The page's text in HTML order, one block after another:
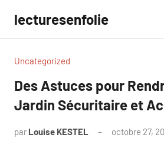
contenu
lecturesenfolie
Uncategorized
Des Astuces pour
Jardin Sécuritaire et
par Louise KESTEL octobre 27,